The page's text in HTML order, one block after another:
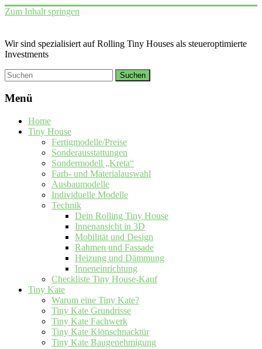
Zum Inhalt springen
Wir sind spezialisiert auf Rolling Tiny Houses als steueroptimierte
Investments
Menü
Home
Tiny House
Fertigmodelle/Preise
Sonderausstattungen
Sondermodell „Kreta“
Farb- und Materialauswahl
Ausbaumodelle
Individuelle Modelle
Technik
Dein Rolling Tiny House
Innenansicht in 3D
Mobilität und Design
Rahmen und Fassade
Heizung und Dämmung
Inneneinrichtung
Checkliste Tiny House-Kauf
Tiny Kate
Warum eine Tiny Kate?
Tiny Kate Grundrisse
Tiny Kate Fachwerk
Tiny Kate Klönschnacktür
Tiny Kate Baugenehmigung